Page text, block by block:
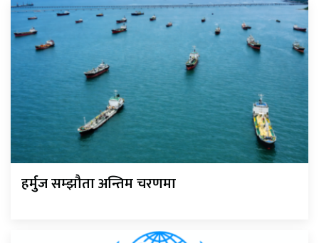
हर्मुज सम्झौता अन्तिम चरणमा